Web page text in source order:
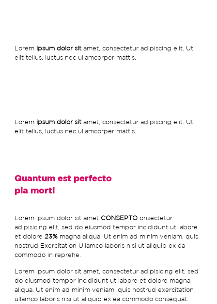
Lorem ipsum dolor sit amet, consectetur adipiscing elit. Ut
elit tellus, luctus nec ullamcorper mattis.
Lorem ipsum dolor sit amet, consectetur adipiscing elit. Ut
elit tellus, luctus nec ullamcorper mattis.
Quantum est perfecto
pia morti
Lorem ipsum dolor sit amet CONSEPTO onsectetur
adipisicing elit, sed do eiusmod tempor incididunt ut labore
et dolore 23% magna aliqua. Ut enim ad minim veniam, quis
nostrud Exercitation Ullamco laboris nisi ut aliquip ex ea
commodo in reprehe.
Lorem ipsum dolor sit amet, consectetur adipisicing elit, sed
do eiusmod tempor incididunt ut labore et dolore magna
aliqua. Ut enim ad minim veniam, quis nostrud exercitation
ullamco laboris nisi ut aliquip ex ea commodo consequat.